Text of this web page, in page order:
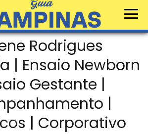
Rodrigues
| Ensaio Newborn
Gestante |
|
| Corporativo